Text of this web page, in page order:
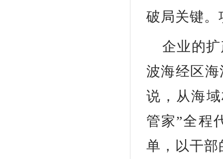
破局关键。
企业的
波海经区
说，从海
管家”全程
单，以干部